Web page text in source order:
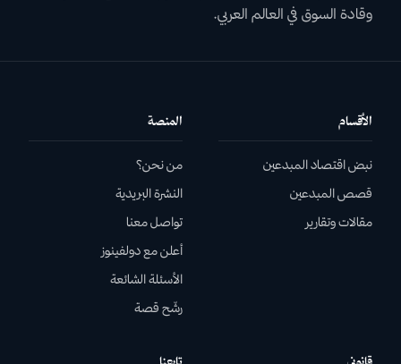
وقادة السوق في العالم العربي.
الأقسام
نبض اقتصاد المبدعين
قصص المبدعين
مقالات وتقارير
المنصة
من نحن؟
النشرة البريدية
تواصل معنا
أعلن مع دولفينوز
الأسئلة الشائعة
رشّح قصة